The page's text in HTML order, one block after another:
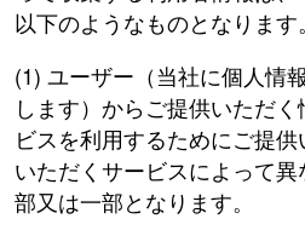
以下のようなものとなります。
(1) ユーザー（当社に個人情
します）からご提供いただ
ビスを利用するためにご提
いただくサービスによって
部又は一部となります。